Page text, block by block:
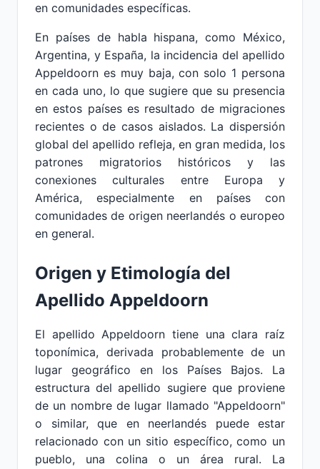
en comunidades específicas.
En países de habla hispana, como México,
Argentina, y España, la incidencia del apellido
Appeldoorn es muy baja, con solo 1 persona
en cada uno, lo que sugiere que su presencia
en estos países es resultado de migraciones
recientes o de casos aislados. La dispersión
global del apellido refleja, en gran medida, los
patrones migratorios históricos y las
conexiones culturales entre Europa y
América, especialmente en países con
comunidades de origen neerlandés o europeo
en general.
Origen y Etimología del
Apellido Appeldoorn
El apellido Appeldoorn tiene una clara raíz
toponímica, derivada probablemente de un
lugar geográfico en los Países Bajos. La
estructura del apellido sugiere que proviene
de un nombre de lugar llamado "Appeldoorn"
o similar, que en neerlandés puede estar
relacionado con un sitio específico, como un
pueblo, una colina o un área rural. La